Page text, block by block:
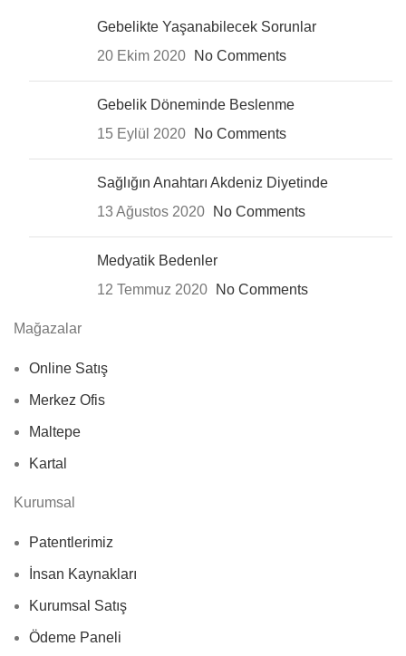
Gebelikte Yaşanabilecek Sorunlar
20 Ekim 2020
No Comments
Gebelik Döneminde Beslenme
15 Eylül 2020
No Comments
Sağlığın Anahtarı Akdeniz Diyetinde
13 Ağustos 2020
No Comments
Medyatik Bedenler
12 Temmuz 2020
No Comments
Mağazalar
Online Satış
Merkez Ofis
Maltepe
Kartal
Kurumsal
Patentlerimiz
İnsan Kaynakları
Kurumsal Satış
Ödeme Paneli